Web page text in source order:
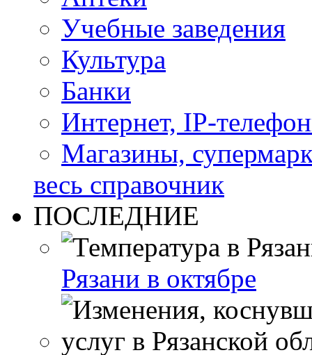
Учебные заведения
Культура
Банки
Интернет, IP-
Магазины,
весь справочник
ПОСЛЕДНИЕ
Рязани в октябре